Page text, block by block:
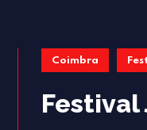
Coimbra
Festival